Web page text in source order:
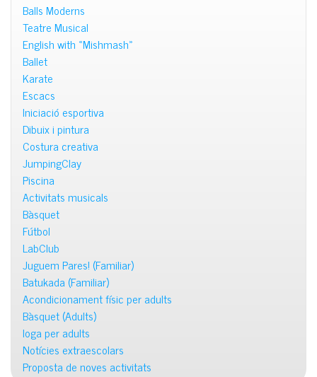
Balls Moderns
Teatre Musical
English with «Mishmash»
Ballet
Karate
Escacs
Iniciació esportiva
Dibuix i pintura
Costura creativa
JumpingClay
Piscina
Activitats musicals
Bàsquet
Fútbol
LabClub
Juguem Pares! (Familiar)
Batukada (Familiar)
Acondicionament físic per adults
Bàsquet (Adults)
Ioga per adults
Notícies extraescolars
Proposta de noves activitats